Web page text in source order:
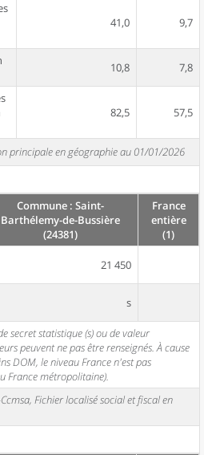
41,0 9,7
10,8 7,8
82,5 57,5
principale en géographie au 01/01/2026
Commune : Saint-
Barthélemy-de-Bussière
(24381)
France
entière
(1)
21 450
s
secret statistique (s) ou de valeur
peuvent ne pas être renseignés. À cause
DOM, le niveau France n'est pas
France métropolitaine).
Fichier localisé social et fiscal en